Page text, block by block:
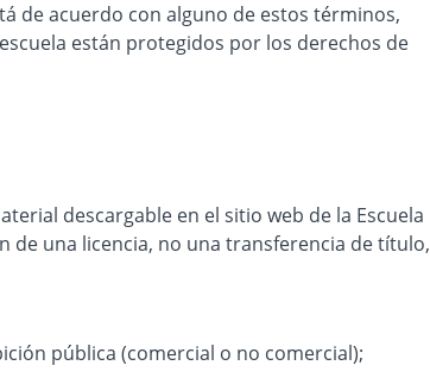
de acuerdo con alguno de estos términos,
están protegidos por los derechos de
descargable en el sitio web de la Escuela
de una licencia, no una transferencia de título,
pública (comercial o no comercial);